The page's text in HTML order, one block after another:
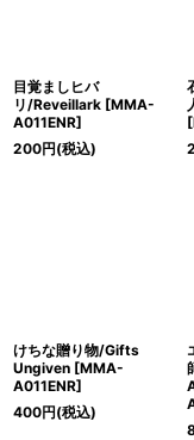
目覚ましヒバ
リ/Reveillark [MMA-
A011ENR]
200円(税込)
けちな贈り物/Gifts
Ungiven [MMA-
A011ENR]
400円(税込)